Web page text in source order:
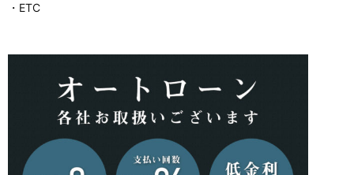
・ETC